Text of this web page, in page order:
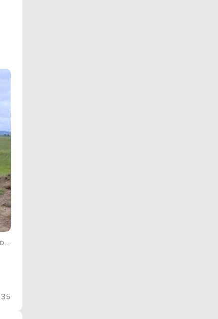
Фото пресс-службы администрации Приаргунского округа Забайкальского края
35